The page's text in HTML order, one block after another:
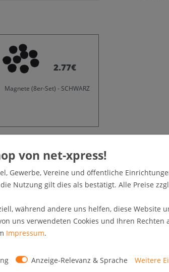
2.77€
Magnete (8er-Set) - SCHWARZ
und schlagfester Front
Stahlblech,
durch umlaufende
des Schaukastens. Die
Gewerbe, Vereine und öffentliche
Nutzung gilt dies als bestätigt. Alle Preise
während andere uns helfen, diese Website
uns verwendeten Cookies und Ihren Rechten
Impressum.
Anzeige-Relevanz & Sprache Weitere